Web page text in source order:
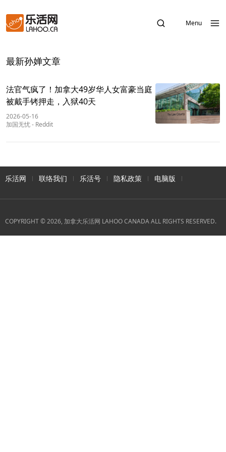
Menu
最新孙婵文章
法官气疯了！加拿大49岁华人女富豪当庭
被戴手铐押走，入狱40天
2026-05-16
加国无忧- Reddit
乐活网 联络我们 乐活号 隐私政策 电脑版
COPYRIGHT © 2026, 加拿大乐活网 LAHOO CANADA ALL RIGHTS RESERVED.